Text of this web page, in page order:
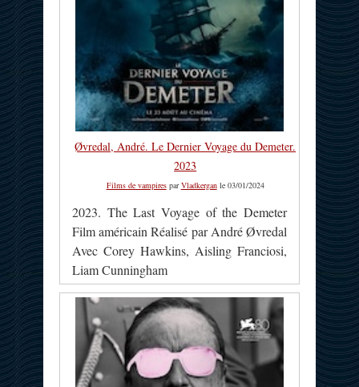
Øvredal, André. Le Dernier Voyage du Demeter.
2023
Films de vampiresparVladkerganle 03/01/2024
2023. The Last Voyage of the Demeter
Film américain Réalisé par André Øvredal
Avec Corey Hawkins, Aisling Franciosi,
Liam Cunningham